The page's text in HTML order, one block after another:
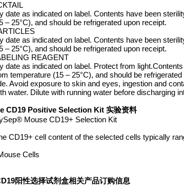
date as indicated on label. Contents have been
– 25°C), and should be refrigerated upon receipt.
date as indicated on label. Contents have been
– 25°C), and should be refrigerated upon receipt.
REAGENT
date as indicated on label. Protect from
temperature (15 – 25°C), and should be refrigerated
Avoid exposure to skin and eyes, ingestion and
water. Dilute with running water before discharging
CD19 Positive Selection Kit 实验资料
Mouse CD19+ Selection Kit
CD19+ cell content of the selected cells typically
Cells
阳性选择试剂盒相关产品订购信息